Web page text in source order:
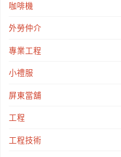
咖啡機
外勞仲介
專業工程
小禮服
屏東當舖
工程
工程技術